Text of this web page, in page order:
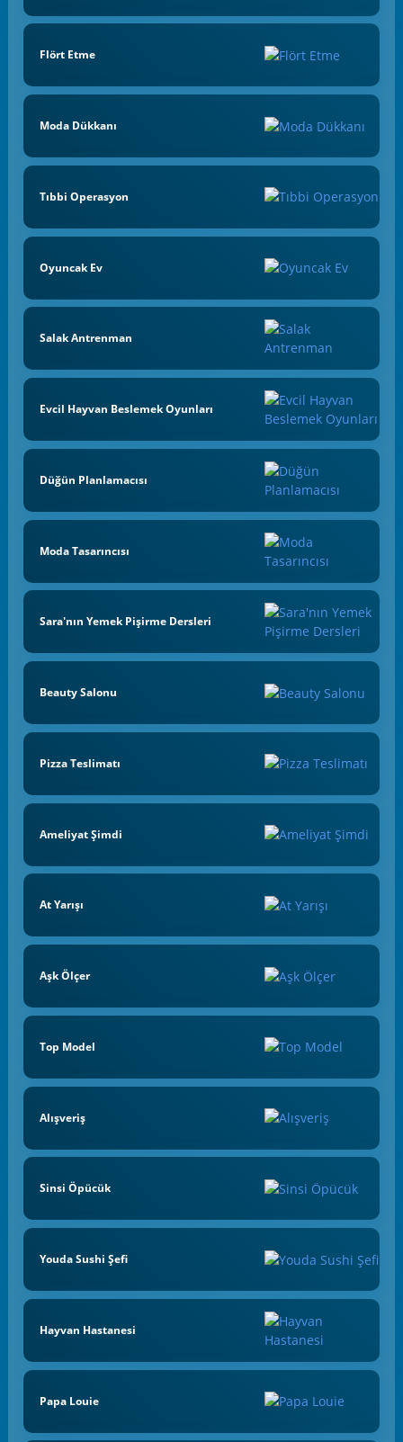
Flört Etme
Moda Dükkanı
Tıbbi Operasyon
Oyuncak Ev
Salak Antrenman
Evcil Hayvan Beslemek Oyunları
Düğün Planlamacısı
Moda Tasarıncısı
Sara'nın Yemek Pişirme Dersleri
Beauty Salonu
Pizza Teslimatı
Ameliyat Şimdi
At Yarışı
Aşk Ölçer
Top Model
Alışveriş
Sinsi Öpücük
Youda Sushi Şefi
Hayvan Hastanesi
Papa Louie